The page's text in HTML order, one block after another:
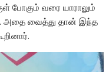
போகும் வரை யாராலும்
அதை வைத்து தான் இந்த